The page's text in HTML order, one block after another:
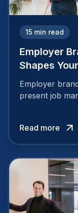
15 min read
Employer
Shapes
Employer
present job
Read more